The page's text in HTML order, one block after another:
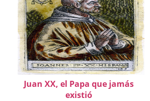
Juan XX, el Papa que jamás
existió